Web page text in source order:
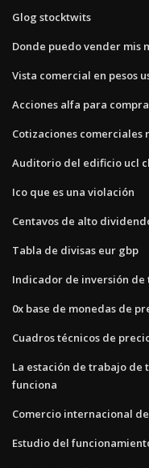
Glog stocktwits
Donde puedo vender mis
Vista comercial en pesos
Acciones alfa para
Cotizaciones comerciales
Auditorio del edificio ucl
Ico que es una violación
Centavos de alto
Tabla de divisas eur gbp
Indicador de inversión
0x base de monedas de
Cuadros técnicos de
La estación de trabajo
funciona
Comercio internacional
Estudio del